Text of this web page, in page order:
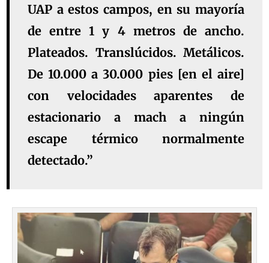
UAP a estos campos, en su mayoría
de entre 1 y 4 metros de ancho.
Plateados. Translúcidos. Metálicos.
De 10.000 a 30.000 pies [en el aire]
con velocidades aparentes de
estacionario a mach a ningún
escape térmico normalmente
detectado.”